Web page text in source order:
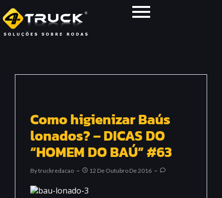
Como higienizar Baús
lonados? – DICAS DO
“HOMEM DO BAÚ” #63
ByTruckredacao 12 De Outubro De 2016